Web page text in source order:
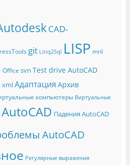
CAD-
git Linq2Sql LISP mnl
Office svn Test drive AutoCAD
xmlАдаптация Архив
компьютеры Виртуальные
Падения AutoCAD
AutoCAD
Регулярные выражения